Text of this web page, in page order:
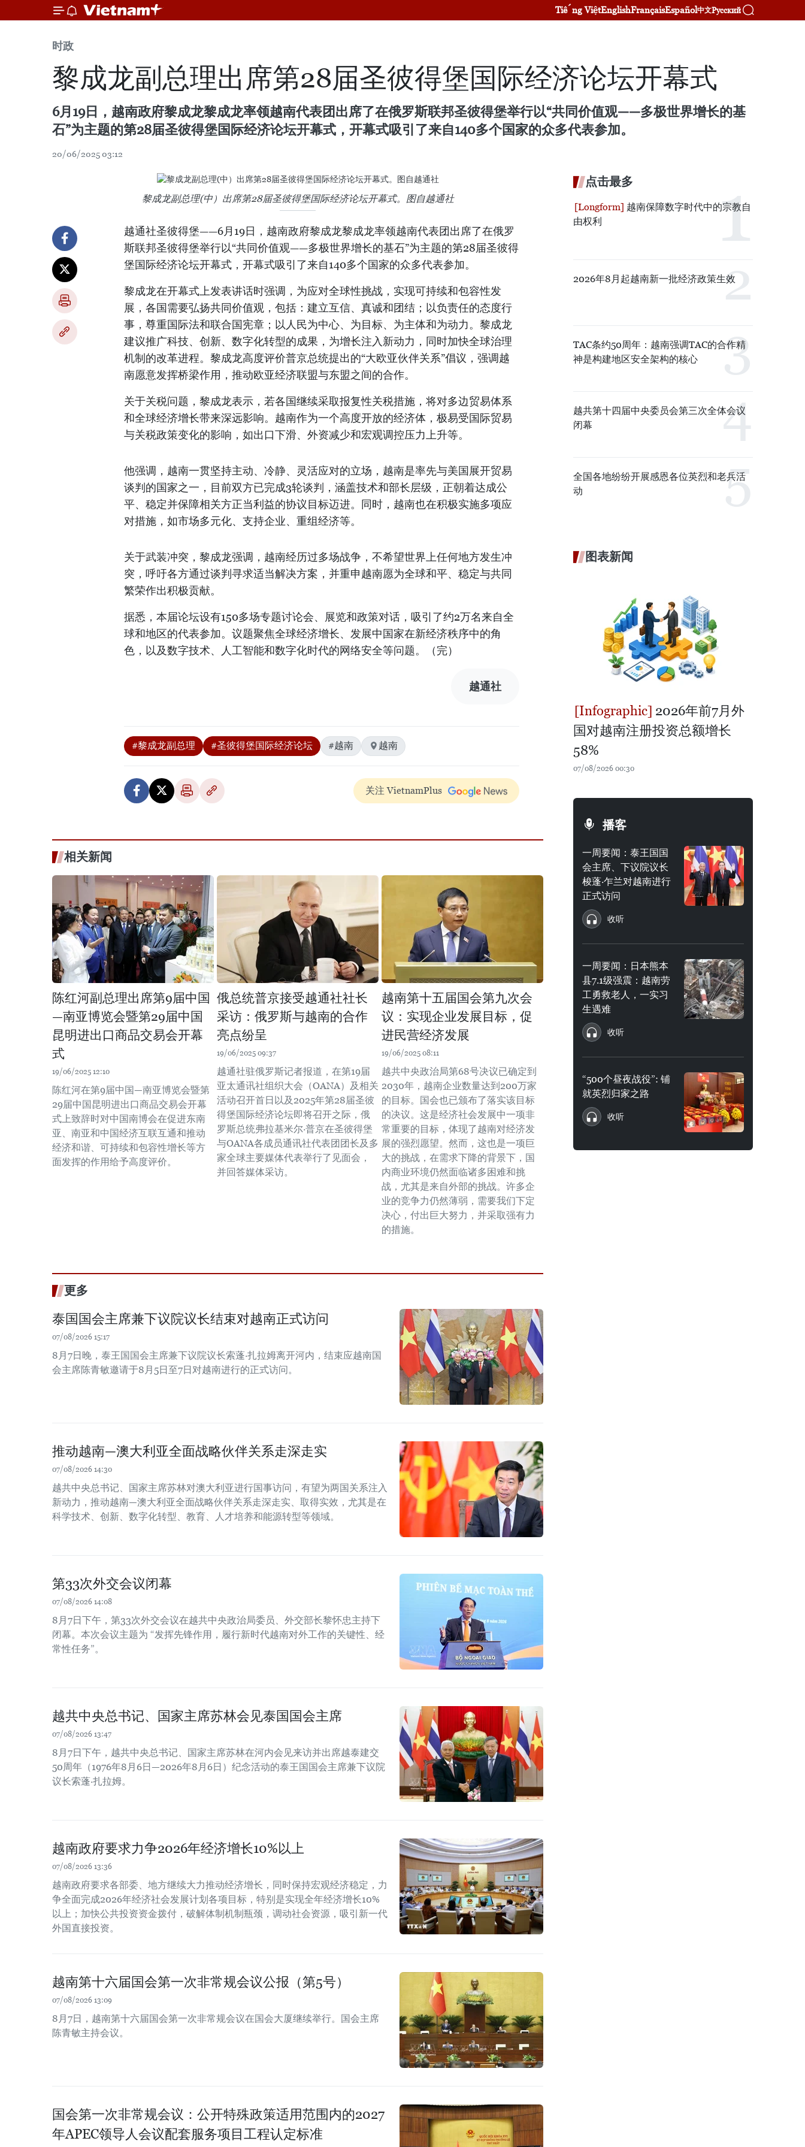
Tiếng ViệtEnglishFrançaisEspañol中文Русский
时政
黎成龙副总理出席第28届圣彼得堡国际经济论坛开幕式
6月19日，越南政府黎成龙黎成龙率领越南代表团出席了在俄罗斯联邦圣彼得堡举行以“共同价值观——多极世界增长的基
石”为主题的第28届圣彼得堡国际经济论坛开幕式，开幕式吸引了来自140多个国家的众多代表参加。
20/06/2025 03:12
黎成龙副总理(中）出席第28届圣彼得堡国际经济论坛开幕式。图自越通社
越通社圣彼得堡——6月19日，越南政府黎成龙黎成龙率领越南代表团出席了在俄罗
斯联邦圣彼得堡举行以“共同价值观——多极世界增长的基石”为主题的第28届圣彼得
堡国际经济论坛开幕式，开幕式吸引了来自140多个国家的众多代表参加。
黎成龙在开幕式上发表讲话时强调，为应对全球性挑战，实现可持续和包容性发
展，各国需要弘扬共同价值观，包括：建立互信、真诚和团结；以负责任的态度行
事，尊重国际法和联合国宪章；以人民为中心、为目标、为主体和为动力。黎成龙
建议推广科技、创新、数字化转型的成果，为增长注入新动力，同时加快全球治理
机制的改革进程。黎成龙高度评价普京总统提出的“大欧亚伙伴关系”倡议，强调越
南愿意发挥桥梁作用，推动欧亚经济联盟与东盟之间的合作。
关于关税问题，黎成龙表示，若各国继续采取报复性关税措施，将对多边贸易体系
和全球经济增长带来深远影响。越南作为一个高度开放的经济体，极易受国际贸易
与关税政策变化的影响，如出口下滑、外资减少和宏观调控压力上升等。
他强调，越南一贯坚持主动、冷静、灵活应对的立场，越南是率先与美国展开贸易
谈判的国家之一，目前双方已完成3轮谈判，涵盖技术和部长层级，正朝着达成公
平、稳定并保障相关方正当利益的协议目标迈进。同时，越南也在积极实施多项应
对措施，如市场多元化、支持企业、重组经济等。
关于武装冲突，黎成龙强调，越南经历过多场战争，不希望世界上任何地方发生冲
突，呼吁各方通过谈判寻求适当解决方案，并重申越南愿为全球和平、稳定与共同
繁荣作出积极贡献。
据悉，本届论坛设有150多场专题讨论会、展览和政策对话，吸引了约2万名来自全
球和地区的代表参加。议题聚焦全球经济增长、发展中国家在新经济秩序中的角
色，以及数字技术、人工智能和数字化时代的网络安全等问题。（完）
越通社
#黎成龙副总理 #圣彼得堡国际经济论坛 #越南 越南
关注 VietnamPlus
相关新闻
陈红河副总理出席第9届中国
—南亚博览会暨第29届中国
昆明进出口商品交易会开幕
式
19/06/2025 12:10
陈红河在第9届中国—南亚博览会暨第
29届中国昆明进出口商品交易会开幕
式上致辞时对中国南博会在促进东南
亚、南亚和中国经济互联互通和推动
经济和谐、可持续和包容性增长等方
面发挥的作用给予高度评价。
俄总统普京接受越通社社长
采访：俄罗斯与越南的合作
亮点纷呈
19/06/2025 09:37
越通社驻俄罗斯记者报道，在第19届
亚太通讯社组织大会（OANA）及相关
活动召开首日以及2025年第28届圣彼
得堡国际经济论坛即将召开之际，俄
罗斯总统弗拉基米尔·普京在圣彼得堡
与OANA各成员通讯社代表团团长及多
家全球主要媒体代表举行了见面会，
并回答媒体采访。
越南第十五届国会第九次会
议：实现企业发展目标，促
进民营经济发展
19/06/2025 08:11
越共中央政治局第68号决议已确定到
2030年，越南企业数量达到200万家
的目标。国会也已颁布了落实该目标
的决议。这是经济社会发展中一项非
常重要的目标，体现了越南对经济发
展的强烈愿望。然而，这也是一项巨
大的挑战，在需求下降的背景下，国
内商业环境仍然面临诸多困难和挑
战，尤其是来自外部的挑战。许多企
业的竞争力仍然薄弱，需要我们下定
决心，付出巨大努力，并采取强有力
的措施。
更多
泰国国会主席兼下议院议长结束对越南正式访问
07/08/2026 15:17
8月7日晚，泰王国国会主席兼下议院议长索蓬·扎拉姆离开河内，结束应越南国
会主席陈青敏邀请于8月5日至7日对越南进行的正式访问。
推动越南—澳大利亚全面战略伙伴关系走深走实
07/08/2026 14:30
越共中央总书记、国家主席苏林对澳大利亚进行国事访问，有望为两国关系注入
新动力，推动越南—澳大利亚全面战略伙伴关系走深走实、取得实效，尤其是在
科学技术、创新、数字化转型、教育、人才培养和能源转型等领域。
第33次外交会议闭幕
07/08/2026 14:08
8月7日下午，第33次外交会议在越共中央政治局委员、外交部长黎怀忠主持下
闭幕。本次会议主题为 “发挥先锋作用，履行新时代越南对外工作的关键性、经
常性任务”。
越共中央总书记、国家主席苏林会见泰国国会主席
07/08/2026 13:47
8月7日下午，越共中央总书记、国家主席苏林在河内会见来访并出席越泰建交
50周年（1976年8月6日—2026年8月6日）纪念活动的泰王国国会主席兼下议院
议长索蓬·扎拉姆。
越南政府要求力争2026年经济增长10%以上
07/08/2026 13:36
越南政府要求各部委、地方继续大力推动经济增长，同时保持宏观经济稳定，力
争全面完成2026年经济社会发展计划各项目标，特别是实现全年经济增长10%
以上；加快公共投资资金拨付，破解体制机制瓶颈，调动社会资源，吸引新一代
外国直接投资。
越南第十六届国会第一次非常规会议公报（第5号）
07/08/2026 13:09
8月7日，越南第十六届国会第一次非常规会议在国会大厦继续举行。国会主席
陈青敏主持会议。
国会第一次非常规会议：公开特殊政策适用范围内的2027
年APEC领导人会议配套服务项目工程认定标准
点击最多
越南保障数字时代中的宗教自
由权利
2026年8月起越南新一批经济政策生效
TAC条约50周年：越南强调TAC的合作精
神是构建地区安全架构的核心
越共第十四届中央委员会第三次全体会议
闭幕
全国各地纷纷开展感恩各位英烈和老兵活
动
图表新闻
2026年前7月外
国对越南注册投资总额增长
58%
07/08/2026 00:30
播客
一周要闻：泰王国国
会主席、下议院议长
梭蓬·乍兰对越南进行
正式访问
收听
一周要闻：日本熊本
县7.1级强震：越南劳
工勇救老人，一实习
生遇难
收听
“500个昼夜战役”: 铺
就英烈归家之路
收听